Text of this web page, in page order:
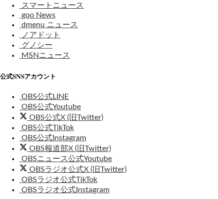
スマートニュース
goo News
dmenu ニュース
ノアドット
グノシー
MSNニュース
公式SNSアカウント
OBS公式LINE
OBS公式Youtube
OBS公式X (旧Twitter)
OBS公式TikTok
OBS公式Instagram
OBS報道部X (旧Twitter)
OBSニュース公式Youtube
OBSラジオ公式X (旧Twitter)
OBSラジオ公式TikTok
OBSラジオ公式Instagram